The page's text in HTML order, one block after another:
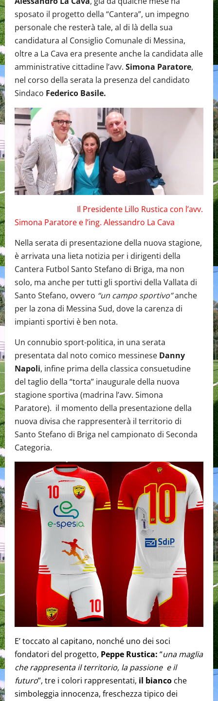
sposato il progetto della “Cantera”, un impegno
personale che resterà tale, al di là della sua
candidatura al Consiglio Comunale di Messina,
oltre a La Cava era presente anche la candidata alle
amministrative cittadine l’avv. Simona Paratore,
nel corso della serata la presenza del candidato
Sindaco Federico Basile.
Il Presidente Lillo Rustica con l’avv.
Simona Paratore e l’ing. Alessandro La Cava
Nella serata di presentazione della nuova stagione,
è arrivata una lieta notizia per i dirigenti della
Cantera Futbol Santo Stefano di Briga, ma non
solo, ma anche per tutti gli sportivi della Vallata di
Santo Stefano, ovvero “un campo sportivo”anche
per la zona di Messina Sud, dove la carenza di
impianti sportivi è ben nota.
Un connubio sport-politica, in una serata
presentata dal noto comico messinese Danny
Napoli, infine prima della classica consuetudine
del taglio della “torta” inaugurale della nuova
stagione sportiva (madrina l’avv. Simona
Paratore). il momento della presentazione della
nuova divisa che rappresenterà il territorio di
Santo Stefano di Briga nel campionato di Seconda
Categoria.
E’ toccato al capitano, nonché uno dei soci
fondatori del progetto, Peppe Rustica: “una maglia
che rappresenta il territorio, la passione e il
futuro”, tre i colori rappresentati, il bianco che
simboleggia innocenza, freschezza tipico dei